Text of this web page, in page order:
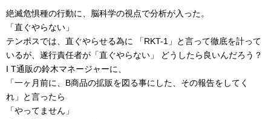
絶滅危惧種の行動に、脳科学の視点で分析が入った。
「直ぐやらない」
テンポスでは、直ぐやらせる為に 「RKT-1」と言って徹底を計って
いるが、遂行責任者が「直ぐやらない」 どうしたら良いんだろう？
I T通販の鈴木マネージャーに、
「一ヶ月前に、B商品の拡販を図る事にした、その報告をしてく
れ」と言ったら
「やってません」